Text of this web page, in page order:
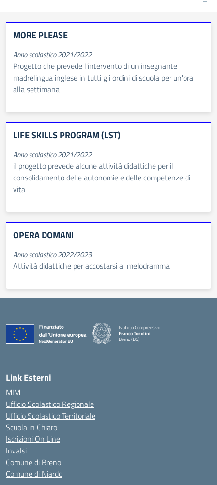
MORE PLEASE
Anno scolastico 2021/2022
Progetto che prevede l'intervento di un insegnante
madrelingua inglese in tutti gli ordini di scuola per un'ora
alla settimana
LIFE SKILLS PROGRAM (LST)
Anno scolastico 2021/2022
il progetto prevede alcune attività didattiche per il
consolidamento delle autonomie e delle competenze di
vita
OPERA DOMANI
Anno scolastico 2022/2023
Attività didattiche per accostarsi al melodramma
Istituto Comprensivo
Franco Tonolini
Breno (BS)
Link Esterni
MIM
Ufficio Scolastico Regionale
Ufficio Scolastico Territoriale
Scuola in Chiaro
Iscrizioni On Line
Invalsi
Comune di Breno
Comune di Niardo